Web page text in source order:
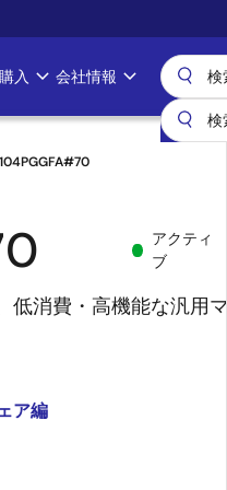
入 会社情報
アクティ
ブ
低消費・高機能な汎用マ
ア編